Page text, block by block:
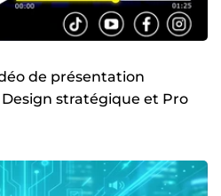
de présentation
stratégique et Pro